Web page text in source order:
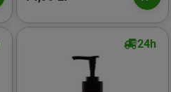
24h